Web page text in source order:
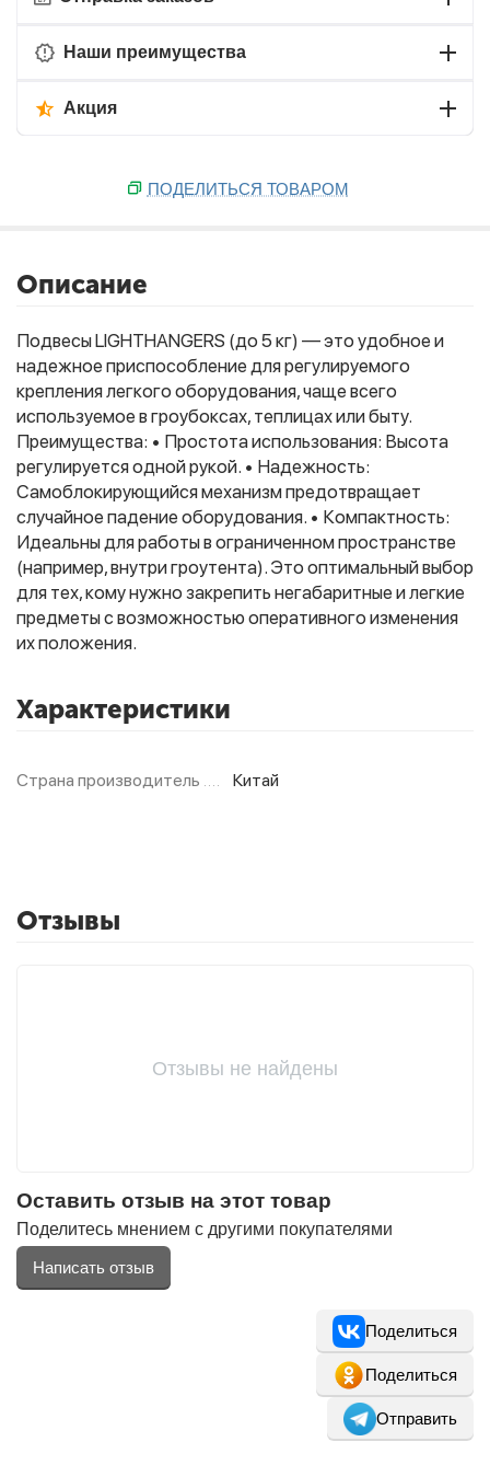
Фитолампы
Наши преимущества
Акция
ПОДЕЛИТЬСЯ ТОВАРОМ
Описание
Подвесы LIGHTHANGERS (до 5 кг) — это удобное и
надежное приспособление для регулируемого
крепления легкого оборудования, чаще всего
используемое в гроубоксах, теплицах или быту.
Преимущества: • Простота использования: Высота
регулируется одной рукой. • Надежность:
Самоблокирующийся механизм предотвращает
случайное падение оборудования. • Компактность:
Идеальны для работы в ограниченном пространстве
(например, внутри гроутента). Это оптимальный выбор
для тех, кому нужно закрепить негабаритные и легкие
предметы с возможностью оперативного изменения
их положения.
Характеристики
Страна производитель Китай
Отзывы
Отзывы не найдены
Оставить отзыв на этот товар
Поделитесь мнением с другими покупателями
Написать отзыв
Поделиться
Поделиться
Отправить